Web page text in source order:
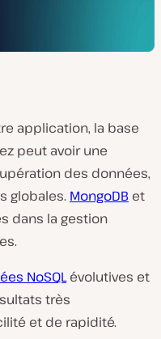
application, la base
peut avoir une
des données,
globales. MongoDB et
dans la gestion
NoSQLévolutives et
très
et de rapidité.